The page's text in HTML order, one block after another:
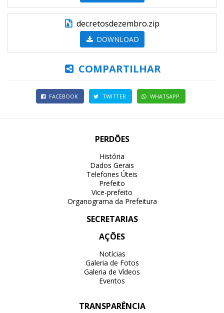
decretosdezembro.zip
DOWNLOAD
COMPARTILHAR
FACEBOOK TWITTER WHATSAPP
PERDÕES
História
Dados Gerais
Telefones Úteis
Prefeito
Vice-prefeito
Organograma da Prefeitura
SECRETARIAS
AÇÕES
Notícias
Galeria de Fotos
Galeria de Vídeos
Eventos
TRANSPARÊNCIA